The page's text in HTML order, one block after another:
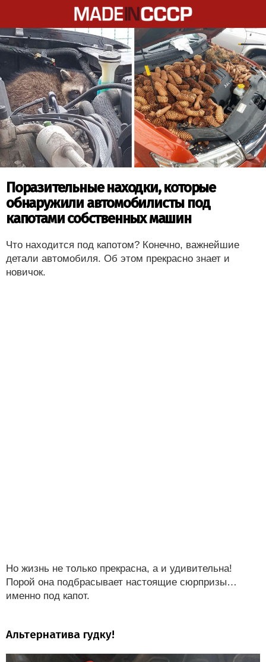
Поразительные находки, которые
обнаружили автомобилисты под
капотами собственных машин
Что находится под капотом? Конечно, важнейшие
детали автомобиля. Об этом прекрасно знает и
новичок.
Но жизнь не только прекрасна, а и удивительна!
Порой она подбрасывает настоящие сюрпризы…
именно под капот.
Альтернатива гудку!